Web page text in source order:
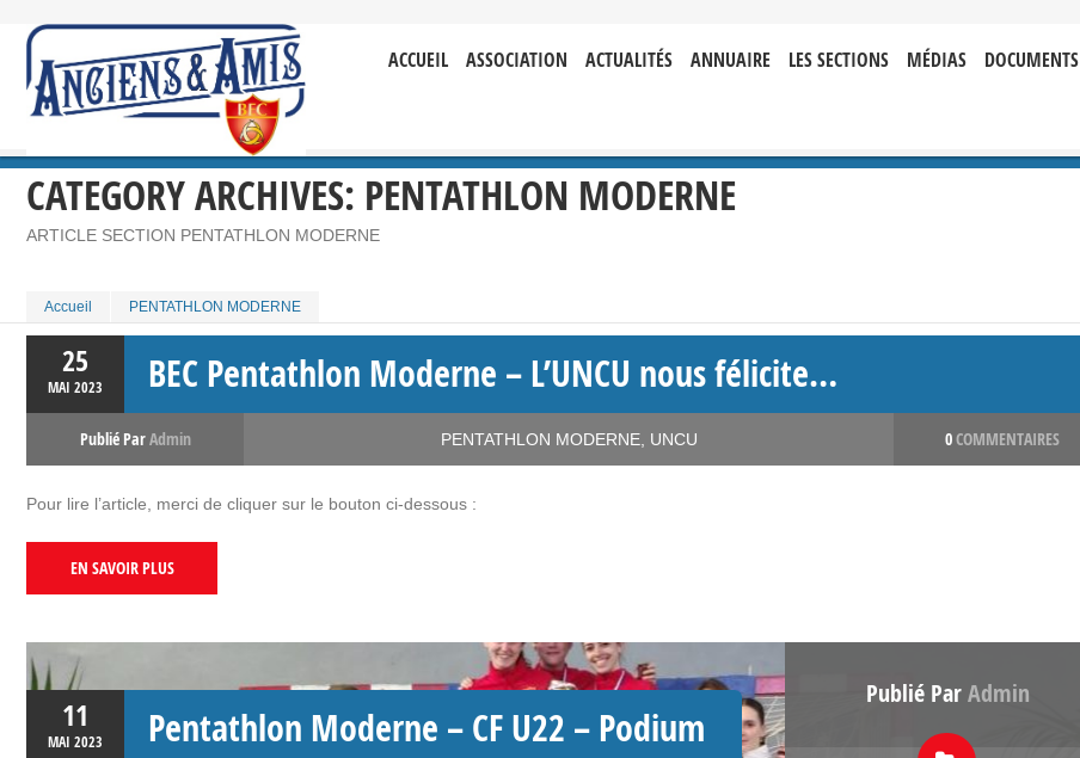
ACCUEIL ASSOCIATION ACTUALITÉS ANNUAIRE LES SECTIONS MÉDIAS DOCUMENTS
CATEGORY ARCHIVES: PENTATHLON MODERNE
ARTICLE SECTION PENTATHLON MODERNE
Accueil PENTATHLON MODERNE
25
MAI 2023 BEC Pentathlon Moderne – L’UNCU nous félicite…
Publié ParAdmin PENTATHLON MODERNE, UNCU 0COMMENTAIRES
Pour lire l’article, merci de cliquer sur le bouton ci-dessous :
EN SAVOIR PLUS
11
MAI 2023
Pentathlon Moderne – CF U22 – Podium
Publié ParAdmin